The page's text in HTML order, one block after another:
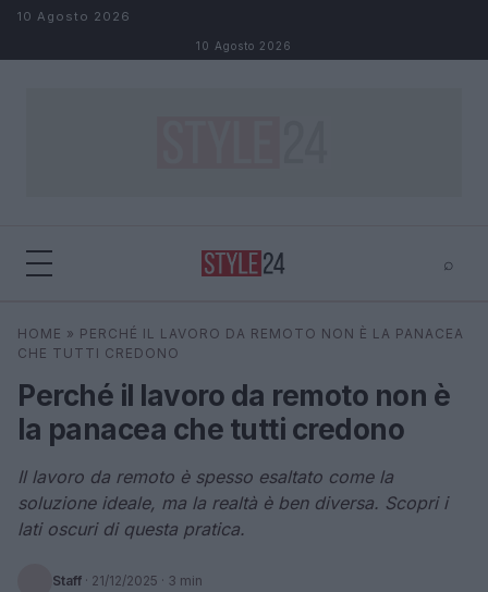
Salta al contenuto
10 Agosto 2026
10 Agosto 2026
⌕
Cerca ⌕ ×
HOME » PERCHÉ IL LAVORO DA REMOTO NON È LA PANACEA
CHE TUTTI CREDONO
Perché il lavoro da remoto non è
la panacea che tutti credono
Il lavoro da remoto è spesso esaltato come la
soluzione ideale, ma la realtà è ben diversa. Scopri i
lati oscuri di questa pratica.
Staff · 21/12/2025 · 3 min